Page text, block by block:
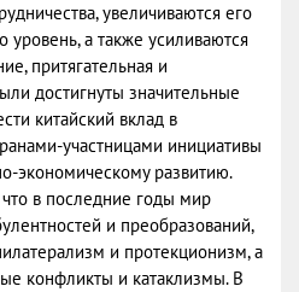
увеличиваются его
а также усиливаются
притягательная и
достигнуты значительные
китайский вклад в
участницами инициативы
экономическому развитию.
в последние годы мир
и преобразований,
и протекционизм, а
конфликты и катаклизмы. В